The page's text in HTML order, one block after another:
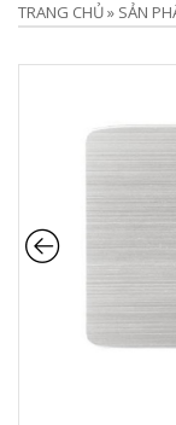
TRANG CHỦ» SẢN